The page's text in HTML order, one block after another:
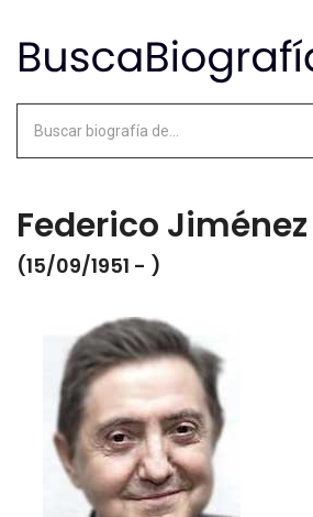
Federico
(15/09/1951 - )